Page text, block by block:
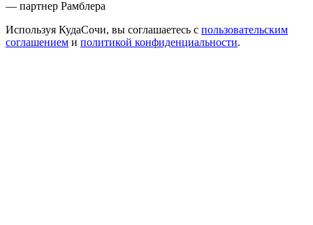
— партнер Рамблера
Используя КудаСочи, вы соглашаетесь с пользовательским
соглашением и политикой конфиденциальности.